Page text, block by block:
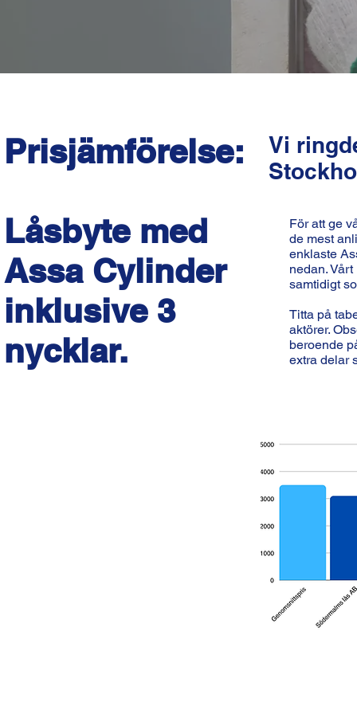
Prisjämförelse:
Låsbyte med
Assa Cylinder
inklusive 3
nycklar.
Vi
För att ge
de mest
enklaste
nedan.
samtidigt
Titta på
aktörer.
beroende
extra delar